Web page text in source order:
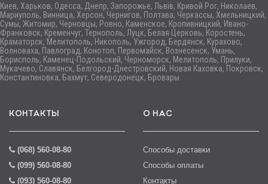
Киев, Харьков, Одесса, Днепр, Запорожье, Львів, Кривой Рог, Николаев,
Мариуполь, Винница, Херсон, Чернигов, Полтава, Черкассы, Хмельницкий,
Сумы, Житомир, Черновцы, Ровно, Каменское, Кропивницкий, Ивано-
Франковск, Кременчуг, Тернополь, Луцк, Белая Церковь, Коростень,
Краматорск, Мелитополь, Никополь, Ужгород, Бердянск, Курахово,
Волноваха, Павлоград, Конотоп, Первомайск, Вознесенск, Умань,
Борисполь, Каменец-Подольский, Черноморск, Мелитополь, Прилуки,
Мукачево, Славянск, Белгород-Днестровский, Новая Каховка, Покровск,
Константиновка, Бахмут, Северодонецк, Бровары
КОНТАКТЫ
(068) 560-08-80
(099) 560-08-80
(093) 560-08-80
О НАС
Способы доставки
Способы оплаты
Контакты